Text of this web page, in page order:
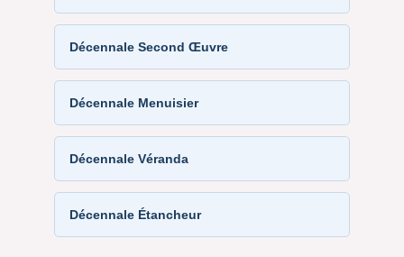
Décennale Second Œuvre
Décennale Menuisier
Décennale Véranda
Décennale Étancheur